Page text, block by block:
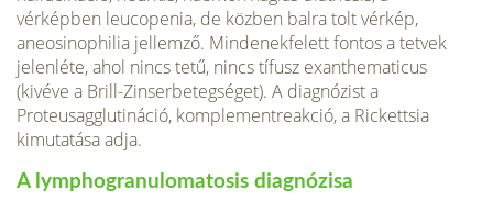
vérképben leucopenia, de közben balra tolt vérkép,
aneosinophilia jellemző. Mindenekfelett fontos a tetvek
jelenléte, ahol nincs tetű, nincs tífusz exanthematicus
(kivéve a Brill-Zinserbetegséget). A diagnózist a
Proteusagglutináció, komplementreakció, a Rickettsia
kimutatása adja.
A lymphogranulomatosis diagnózisa